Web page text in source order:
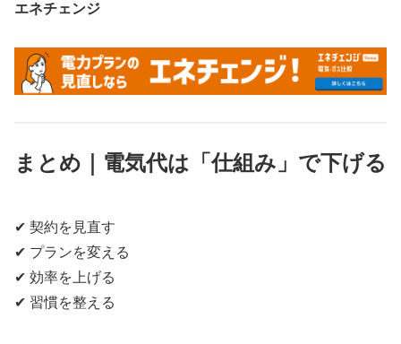
エネチェンジ
まとめ｜電気代は「仕組み」で下げる
✔ 契約を見直す
✔ プランを変える
✔ 効率を上げる
✔ 習慣を整える